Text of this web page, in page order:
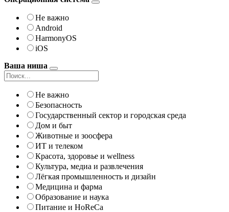
Не важно
Android
HarmonyOS
iOS
Ваша ниша
Не важно
Безопасность
Государственный сектор и городская среда
Дом и быт
Животные и зоосфера
ИТ и телеком
Красота, здоровье и wellness
Культура, медиа и развлечения
Лёгкая промышленность и дизайн
Медицина и фарма
Образование и наука
Питание и HoReCa